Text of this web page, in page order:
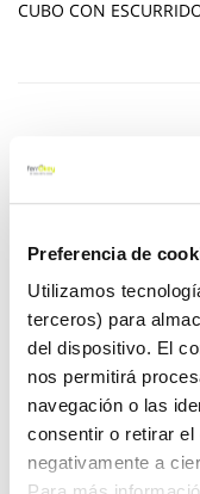
Preferencia de
Utilizamos
terceros) para
del dispositivo. El
nos permitirá
navegación o las
consentir o retirar
negativamente a
CUBO CON
Click&Collect -
en nuestras